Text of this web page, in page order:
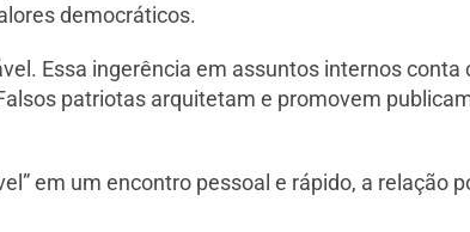
democráticos.
Essa ingerência em assuntos internos conta
patriotas arquitetam e promovem
em um encontro pessoal e rápido, a relação